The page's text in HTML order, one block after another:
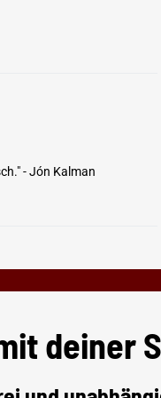
- Jón Kalman
deiner